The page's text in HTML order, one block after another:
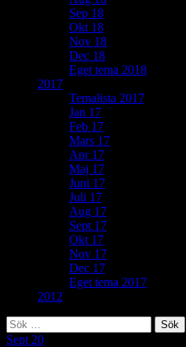
Sep 18
Okt 18
Nov 18
Dec 18
Eget tema 2018
2017
Temalista 2017
Jan 17
Feb 17
Mars 17
Apr 17
Maj 17
Juni 17
Juli 17
Aug 17
Sept 17
Okt 17
Nov 17
Dec 17
Eget tema 2017
2012
Sök
efter:
Sept 20